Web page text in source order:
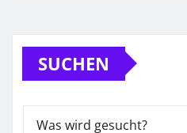
SUCHEN